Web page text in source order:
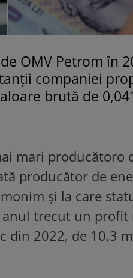
OMV Petrom în
companiei
brută de
mari producătoro
producător de
și la care
trecut un profit
din 2022, de 10,3